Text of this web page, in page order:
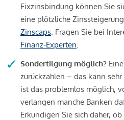
Fixzinsbindung können Sie
eine plötzliche
Zinscaps. Fragen Sie bei
Finanz-Experten.
Sondertilgung möglich?
zurückzahlen – das kann
ist das problemlos möglich,
verlangen manche Banken
Erkundigen Sie sich daher,